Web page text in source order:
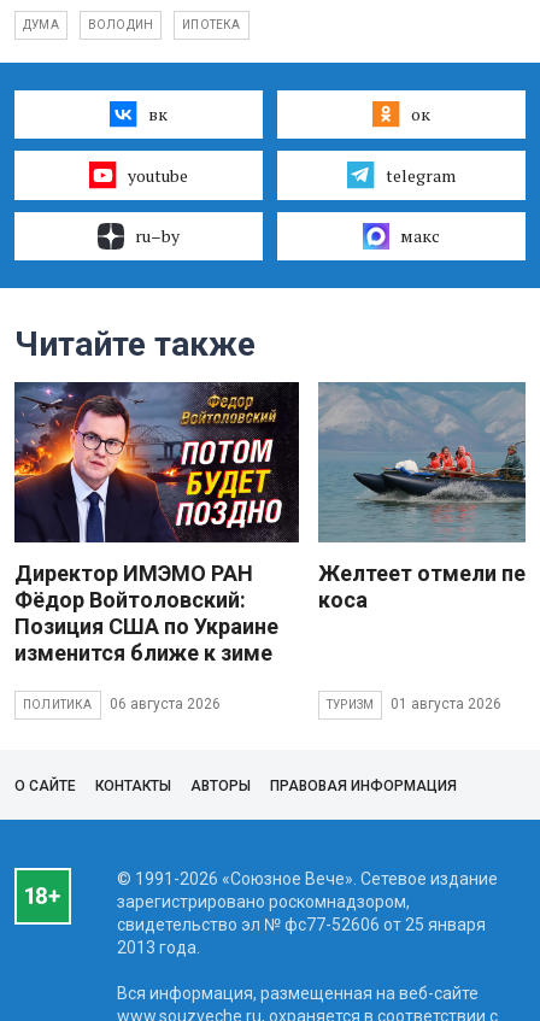
ДУМА ВОЛОДИН ИПОТЕКА
вк ок
youtube telegram
ru–by макс
Читайте также
Директор ИМЭМО РАН
Фёдор Войтоловский:
Позиция США по Украине
изменится ближе к зиме
ПОЛИТИКА 06 августа 2026
Желтеет отмели
коса
ТУРИЗМ 01 августа 2026
О САЙТЕ КОНТАКТЫ АВТОРЫ ПРАВОВАЯ ИНФОРМАЦИЯ
© 1991-2026 «Союзное Вече». Сетевое издание
зарегистрировано роскомнадзором,
свидетельство эл № фc77-52606 от 25 января
2013 года.
Вся информация, размещенная на веб-сайте
www.souzveche.ru, охраняется в соответствии с